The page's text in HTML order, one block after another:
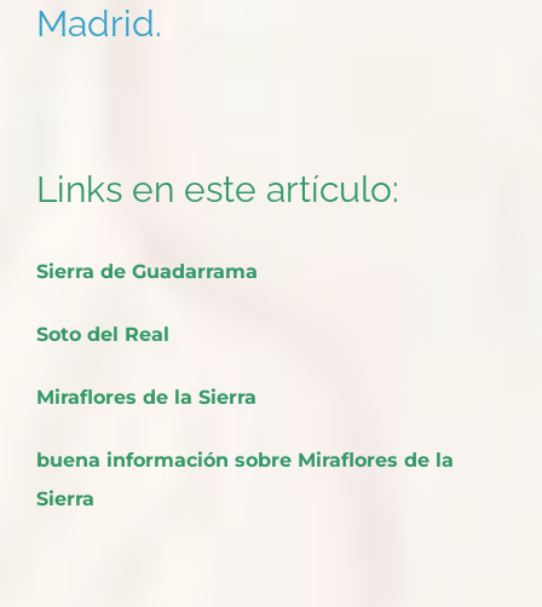
Madrid.
Links en este artículo:
Sierra de Guadarrama
Soto del Real
Miraflores de la Sierra
buena información sobre Miraflores de la
Sierra